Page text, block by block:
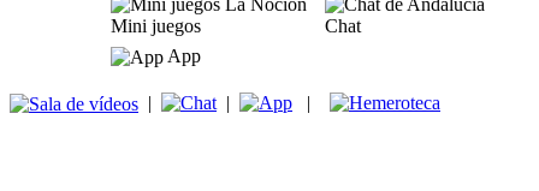
Mini juegos
Chat
App
| | |